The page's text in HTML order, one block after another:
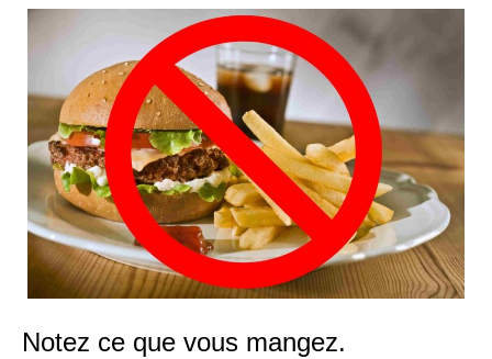
Notez ce que vous mangez.